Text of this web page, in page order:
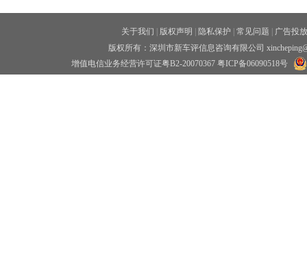
关于我们 版权声明 隐私保护 常见问题
广告投放
版权所有：深圳市新车评信息咨询有限公司
增值电信业务经营许可证粤B2-20070367 粤ICP备06090518号